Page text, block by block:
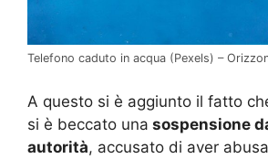
Telefono caduto in acqua (Pexels) –
A questo si è aggiunto il fatto
si è beccato una sospensione
autorità, accusato di aver